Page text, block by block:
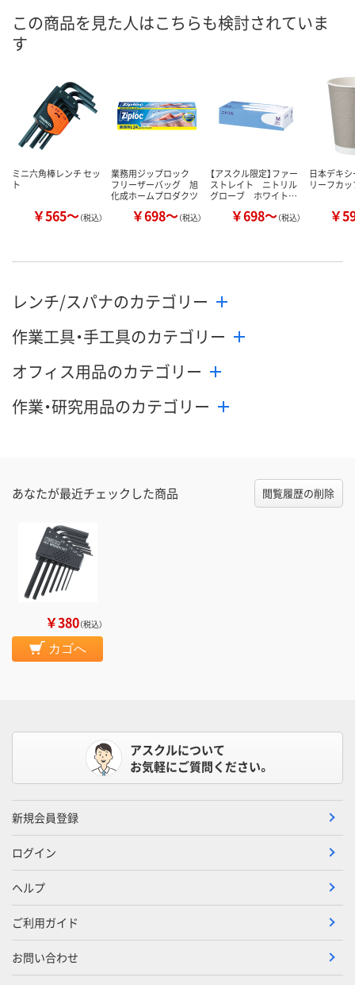
在庫 あり 2点
数量 数量
この商品を見た人はこちらも検討されていま
す
ミニ六角棒レンチ セッ
ト
￥565～（税込）
業務用ジップロック
フリーザーバッグ 旭
化成ホームプロダクツ
￥698～（税込）
【アスクル限定】ファー
ストレイト ニトリル
グローブ ホワイト…
￥698～（税込）
日本デキ
リーフカッ
￥
レンチ/スパナのカテゴリー
作業工具・手工具のカテゴリー
オフィス用品のカテゴリー
作業・研究用品のカテゴリー
あなたが最近チェックした商品 閲覧履歴の削除
￥380（税込）
カゴへ
アスクルについて
お気軽にご質問ください。
新規会員登録
ログイン
ヘルプ
ご利用ガイド
お問い合わせ